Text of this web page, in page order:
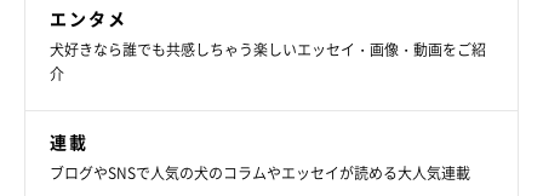
エンタメ
犬好きなら誰でも共感しちゃう楽しいエッセイ・画像・動画をご紹
介
連載
ブログやSNSで人気の犬のコラムやエッセイが読める大人気連載